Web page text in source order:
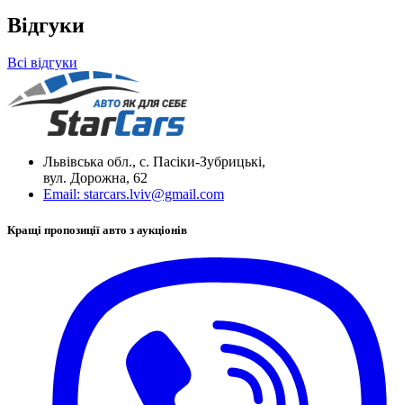
Відгуки
Всі відгуки
Львівська обл., с. Пасіки-Зубрицькі,
вул. Дорожна, 62
Email: starcars.lviv@gmail.com
Кращі пропозиції авто з аукціонів